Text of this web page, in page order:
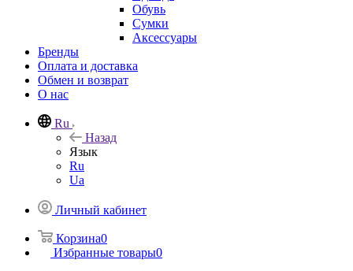
Обувь
Сумки
Аксессуары
Бренды
Оплата и доставка
Обмен и возврат
О нас
Ru
Назад
Язык
Ru
Ua
Личный кабинет
Корзина0
Избранные товары0